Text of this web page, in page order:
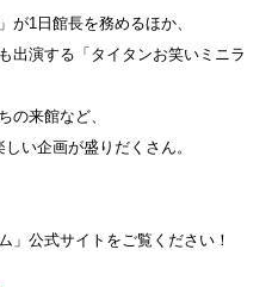
が1日館長を務めるほか、
出演する「タイタンお笑いミニラ
の来館など、
い企画が盛りだくさん。
」公式サイトをご覧ください！